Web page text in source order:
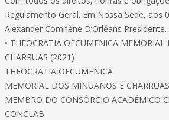
Regulamento Geral. Em Nossa Sede, aos
Alexander Comnène D’Orléans Presidente.
• THEOCRATIA OECUMENICA
CHARRUAS (2021)
THEOCRATIA OECUMENICA
MEMORIAL DOS MINUANOS E CHARRUAS
MEMBRO DO CONSÓRCIO ACADÊMICO
CONCLAB